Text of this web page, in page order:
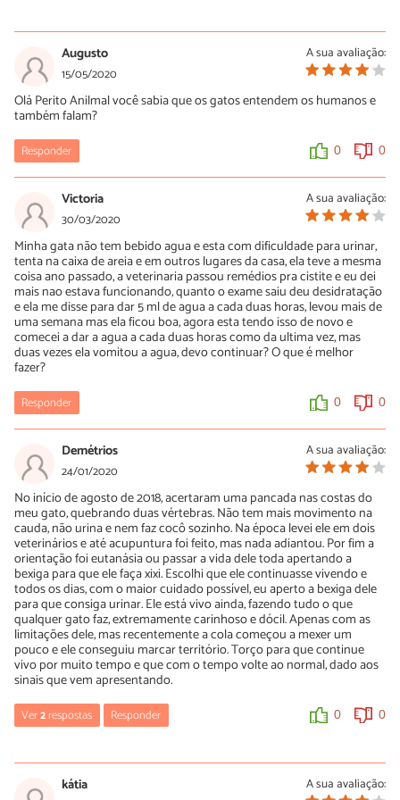
07/07/2020
Bom dia Livia Ribeiro! O meu gato continua vivo e com vida
totalmente normal, fora as limitações dele. Não tem
contraindicação, mas tem que apertar sempre, todos os dias, pois
a urina pode retornar para os rins e dar complicações. O
depender de como o gato está naquele dia, ele consegue de
alguma forma trancar a urina. Daí eu tento relaxar ele para
conseguir soltar. No começo eu usava um medicamento, acepran
se não me engano, para poder liberar a urina com mais facilidade,
mas o gato ficava bem "grogue". Daí parei e comecei a apertar
sem o remédio, apenas tentando relaxar ele. Um problema que
você pode ter é se seu gato for muito arisco, ele pode tentar
arranhar ou morder você. No começo o meu fazia isto, mas agora
está acostumado. Eu consigo apertar a bexiga dele sozinho,
deitando ele de lado e levantando uma das pernas traseiras com
a mão esquerda e apertando com a direita. O veterinário apertava
com ele em pé. Enfim, espero que tenha ajudado e que seu gato
melhore totalmente sem sequelas, sem que seja preciso apertar a
bexiga. Mas se preciso for, pode parecer difícil no começo, eu
pensei que não ia conseguir, mas não desisti e consegui. Hoje
acho relativamente fácil.
0 0
A sua avaliação:
Augusto
15/05/2020
Olá Perito Anilmal você sabia que os gatos entendem os humanos e
também falam?
Responder 0 0
A sua avaliação:
Victoria
30/03/2020
Minha gata não tem bebido agua e esta com dificuldade para urinar,
tenta na caixa de areia e em outros lugares da casa, ela teve a mesma
coisa ano passado, a veterinaria passou remédios pra cistite e eu dei
mais nao estava funcionando, quanto o exame saiu deu desidratação
e ela me disse para dar 5 ml de agua a cada duas horas, levou mais de
uma semana mas ela ficou boa, agora esta tendo isso de novo e
comecei a dar a agua a cada duas horas como da ultima vez, mas
duas vezes ela vomitou a agua, devo continuar? O que é melhor
fazer?
Responder 0 0
A sua avaliação:
Demétrios
24/01/2020
No início de agosto de 2018, acertaram uma pancada nas costas do
meu gato, quebrando duas vértebras. Não tem mais movimento na
cauda, não urina e nem faz cocô sozinho. Na época levei ele em dois
veterinários e até acupuntura foi feito, mas nada adiantou. Por fim a
orientação foi eutanásia ou passar a vida dele toda apertando a
bexiga para que ele faça xixi. Escolhi que ele continuasse vivendo e
todos os dias, com o maior cuidado possível, eu aperto a bexiga dele
para que consiga urinar. Ele está vivo ainda, fazendo tudo o que
qualquer gato faz, extremamente carinhoso e dócil. Apenas com as
limitações dele, mas recentemente a cola começou a mexer um
pouco e ele conseguiu marcar território. Torço para que continue
vivo por muito tempo e que com o tempo volte ao normal, dado aos
sinais que vem apresentando.
Ver2respostas Responder 0 0
A sua avaliação:
kátia